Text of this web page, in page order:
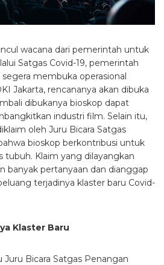
wacana dari pemerintah untuk
Satgas Covid-19, pemerintah
membuka operasional
Jakarta, rencananya akan dibuka
dibukanya bioskop dapat
industri film. Selain itu,
oleh Juru Bicara Satgas
bioskop berkontribusi untuk
Klaim yang dilayangkan
banyak pertanyaan dan dianggap
terjadinya klaster baru Covid-
Klaster Baru
Bicara Satgas Penangan